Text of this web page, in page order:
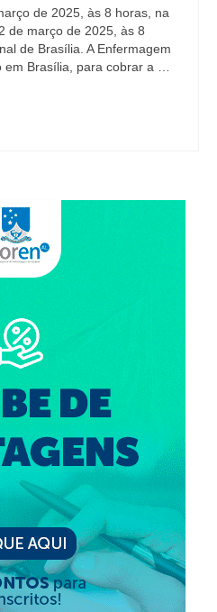
de 2025, às 8 horas, na
de março de 2025, às 8
de Brasília. A Enfermagem
Brasília, para cobrar a …